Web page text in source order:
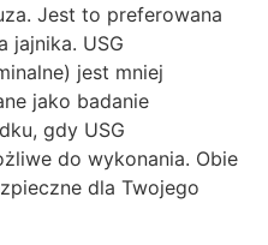
Jest to preferowana
jajnika. USG
jest mniej
jako badanie
gdy USG
do wykonania. Obie
dla Twojego